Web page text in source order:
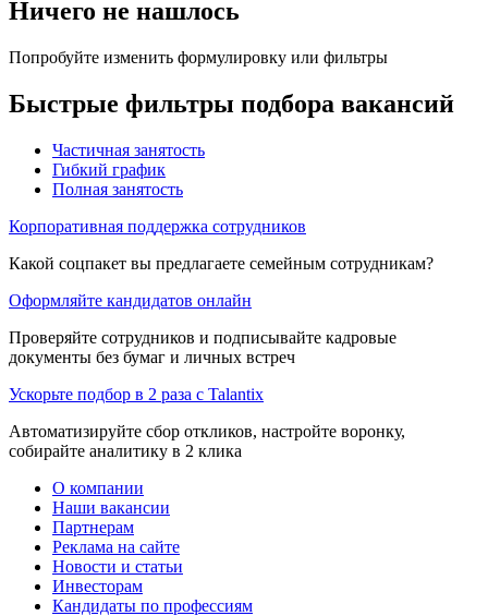
Ничего не нашлось
Попробуйте изменить формулировку или фильтры
Быстрые фильтры подбора вакансий
Частичная занятость
Гибкий график
Полная занятость
Корпоративная поддержка сотрудников
Какой соцпакет вы предлагаете семейным сотрудникам?
Оформляйте кандидатов онлайн
Проверяйте сотрудников и подписывайте кадровые
документы без бумаг и личных встреч
Ускорьте подбор в 2 раза с Talantix
Автоматизируйте сбор откликов, настройте воронку,
собирайте аналитику в 2 клика
О компании
Наши вакансии
Партнерам
Реклама на сайте
Новости и статьи
Инвесторам
Кандидаты по профессиям